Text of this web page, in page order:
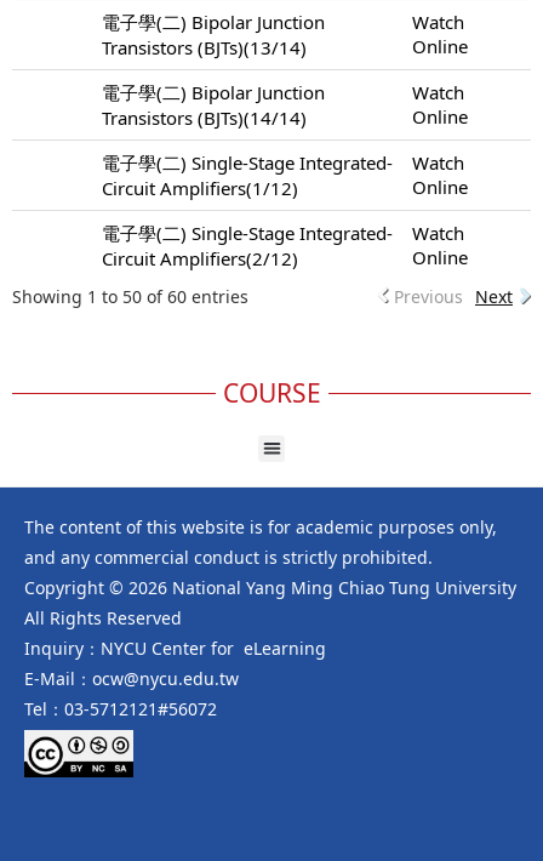
電子學(二) Bipolar Junction
Transistors (BJTs)(13/14)
Watch
Online
電子學(二) Bipolar Junction
Transistors (BJTs)(14/14)
Watch
Online
電子學(二) Single-Stage Integrated-
Circuit Amplifiers(1/12)
Watch
Online
電子學(二) Single-Stage Integrated-
Circuit Amplifiers(2/12)
Watch
Online
Showing 1 to 50 of 60 entries Previous Next
COURSE
The content of this website is for academic purposes only,
and any commercial conduct is strictly prohibited.
Copyright © 2026 National Yang Ming Chiao Tung University
All Rights Reserved
Inquiry：NYCU Center for eLearning
E-Mail：ocw@nycu.edu.tw
Tel：03-5712121#56072